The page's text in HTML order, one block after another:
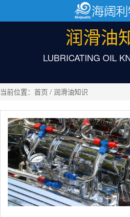
润滑油
LUBRICATING OIL
当前位置： 首页 / 润滑油知识